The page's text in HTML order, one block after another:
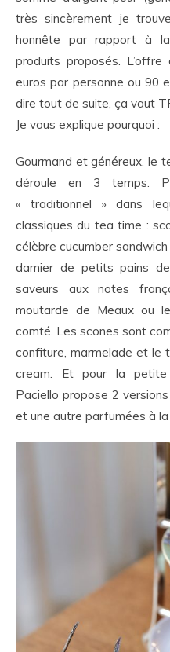
très sincèrement je
honnête par rapport à
produits proposés.
euros par personne ou 90
dire tout de suite, ça vaut
Je vous explique pourquoi :
Gourmand et généreux, le
déroule en 3 temps.
« traditionnel » dans
classiques du tea time :
célèbre cucumber sandwich
damier de petits pains
saveurs aux notes
moutarde de Meaux ou
comté. Les scones sont
confiture, marmelade et le
cream. Et pour la petite
Paciello propose 2
et une autre parfumées à